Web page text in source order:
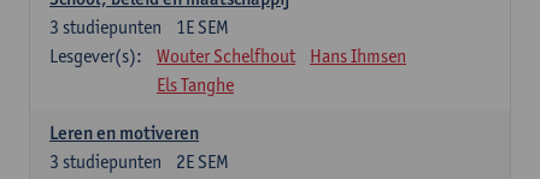
1E SEM
3 studiepunten
Lesgever(s):
Wouter Schelfhout
Hans Ihmsen
Els Tanghe
Leren en motiveren
2E SEM
3 studiepunten